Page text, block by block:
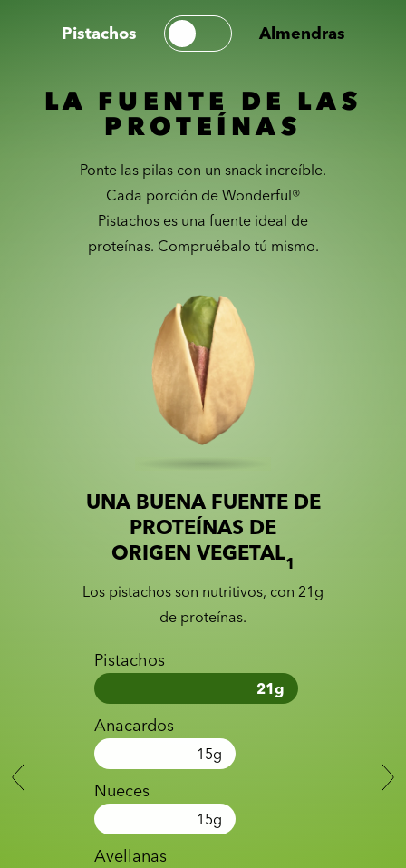
Pistachos Almendras
LA FUENTE DE LAS
PROTEÍNAS
Ponte las pilas con un snack increíble.
Cada porción de Wonderful®
Pistachos es una fuente ideal de
proteínas. Compruébalo tú mismo.
Slider with nutrition information
Slide 1 of 2
UNA BUENA FUENTE DE
PROTEÍNAS DE
ORIGEN VEGETAL1
Los pistachos son nutritivos, con 21g
de proteínas.
Pistachos
21g
Anacardos
15g
Nueces
15g
Avellanas